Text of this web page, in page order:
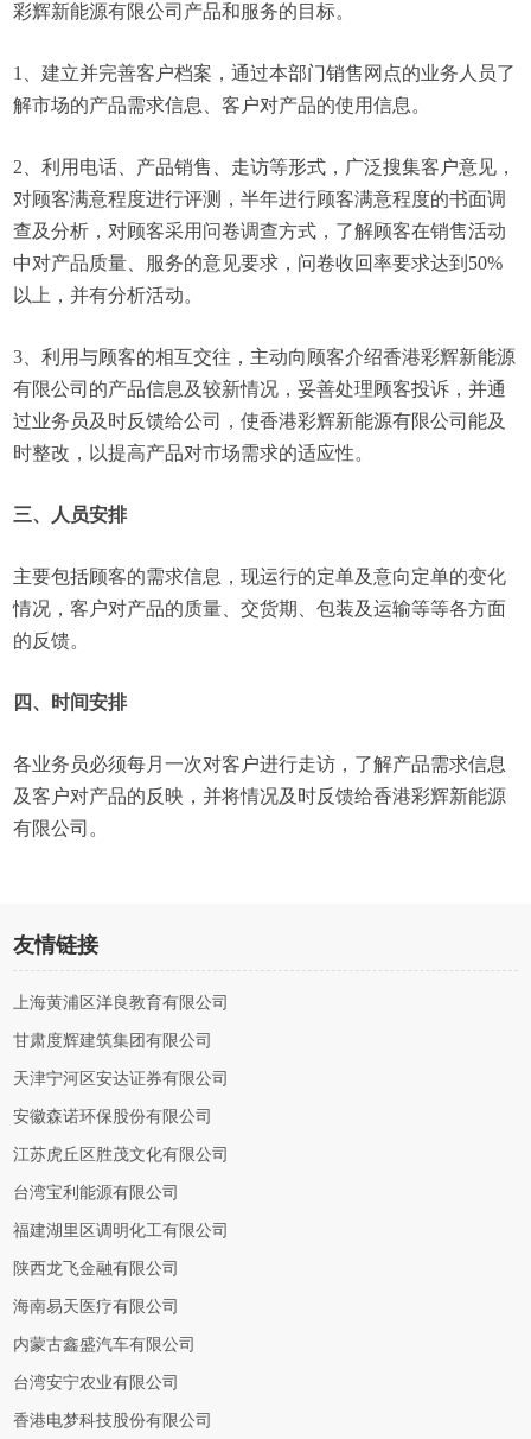
彩辉新能源有限公司产品和服务的目标。
1、建立并完善客户档案，通过本部门销售网点的业务人员了
解市场的产品需求信息、客户对产品的使用信息。
2、利用电话、产品销售、走访等形式，广泛搜集客户意见，
对顾客满意程度进行评测，半年进行顾客满意程度的书面调
查及分析，对顾客采用问卷调查方式，了解顾客在销售活动
中对产品质量、服务的意见要求，问卷收回率要求达到50%
以上，并有分析活动。
3、利用与顾客的相互交往，主动向顾客介绍香港彩辉新能源
有限公司的产品信息及较新情况，妥善处理顾客投诉，并通
过业务员及时反馈给公司，使香港彩辉新能源有限公司能及
时整改，以提高产品对市场需求的适应性。
三、人员安排
主要包括顾客的需求信息，现运行的定单及意向定单的变化
情况，客户对产品的质量、交货期、包装及运输等等各方面
的反馈。
四、时间安排
各业务员必须每月一次对客户进行走访，了解产品需求信息
及客户对产品的反映，并将情况及时反馈给香港彩辉新能源
有限公司。
友情链接
上海黄浦区洋良教育有限公司
甘肃度辉建筑集团有限公司
天津宁河区安达证券有限公司
安徽森诺环保股份有限公司
江苏虎丘区胜茂文化有限公司
台湾宝利能源有限公司
福建湖里区调明化工有限公司
陕西龙飞金融有限公司
海南易天医疗有限公司
内蒙古鑫盛汽车有限公司
台湾安宁农业有限公司
香港电梦科技股份有限公司